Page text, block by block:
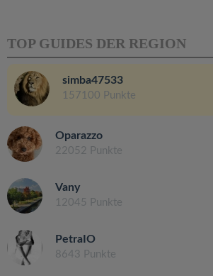
TOP GUIDES DER REGION
simba47533
157100 Punkte
Oparazzo
22052 Punkte
Vany
12045 Punkte
PetraIO
8643 Punkte